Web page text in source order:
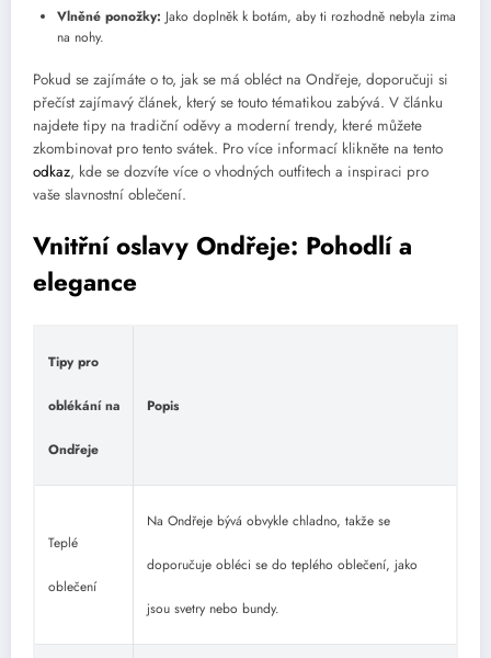
Vlněné ponožky: Jako doplněk k botám, aby ti rozhodně nebyla zima
na nohy.
Pokud se zajímáte o to, jak se má obléct na Ondřeje, doporučuji si
přečíst zajímavý článek, který se touto tématikou zabývá. V článku
najdete tipy na tradiční oděvy a moderní trendy, které můžete
zkombinovat pro tento svátek. Pro více informací klikněte na tento
odkaz, kde se dozvíte více o vhodných outfitech a inspiraci pro
vaše slavnostní oblečení.
Vnitřní oslavy Ondřeje: Pohodlí a
elegance
Tipy pro
oblékání na
Ondřeje
Popis
Teplé
oblečení
Na Ondřeje bývá obvykle chladno, takže se
doporučuje obléci se do teplého oblečení, jako
jsou svetry nebo bundy.